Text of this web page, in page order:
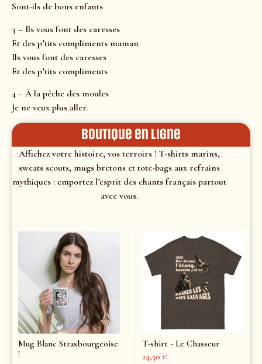
Sont-ils de bons enfants
3 – Ils vous font des caresses
Et des p’tits compliments maman
Ils vous font des caresses
Et des p’tits compliments
4 – À la pêche des moules
Je ne veux plus aller.
Boutique en ligne
Affichez votre histoire, vos terroirs ! T-shirts marins,
sweats scouts, mugs bretons et tote-bags aux refrains
mythiques : emportez l’esprit des chants français partout
avec vous.
Mug Blanc Strasbourgeoise
!
T-shirt - Le Chasseur
24,50 €